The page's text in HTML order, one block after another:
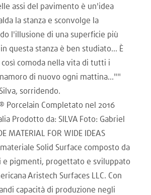
assi del pavimento è un'idea
la stanza e sconvolge la
l'illusione di una superficie più
questa stanza è ben studiato... È
così comoda nella vita di tutti i
di nuovo ogni mattina...""
sorridendo.
Porcelain Completato nel 2016
Prodotto da: SILVA Foto: Gabriel
MATERIAL FOR WIDE IDEAS
Solid Surface composto da
e pigmenti, progettato e sviluppato
Aristech Surfaces LLC. Con
capacità di produzione negli